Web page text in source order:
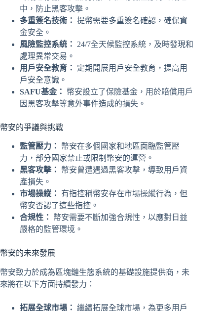
中，防止黑客攻擊。
多重簽名技術： 提幣需要多重簽名確認，確保資
金安全。
風險監控系統：
24/7全天候監控系統，及時發現和
處理異常交易。
用戶安全教育：
定期開展用戶安全教育，提高用
戶安全意識。
SAFU基金：
幣安設立了保險基金，用於賠償用戶
因黑客攻擊等意外事件造成的損失。
幣安的爭議與挑戰
監管壓力：
幣安在多個國家和地區面臨監管壓
力，部分國家禁止或限制幣安的運營。
黑客攻擊：
幣安曾遭遇過黑客攻擊，導致用戶資
產損失。
市場操縱：
有指控稱幣安存在市場操縱行為，但
幣安否認了這些指控。
合規性：
幣安需要不斷加強合規性，以應對日益
嚴格的監管環境。
幣安的未來發展
幣安致力於成為區塊鏈生態系統的基礎設施提供商，未
來將在以下方面持續發力：
拓展全球市場： 繼續拓展全球市場，為更多用戶